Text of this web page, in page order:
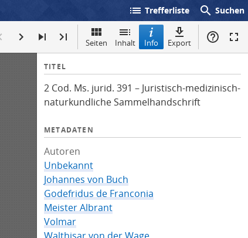
list Trefferliste search Suchen
Seiten Inhalt Info Export
I
f
o
TITEL
2 Cod. Ms. jurid. 391 – Juristisch-medizinisch-
naturkundliche Sammelhandschrift
METADATEN
Autoren
Unbekannt
Johannes von Buch
Godefridus de Franconia
Meister Albrant
Volmar